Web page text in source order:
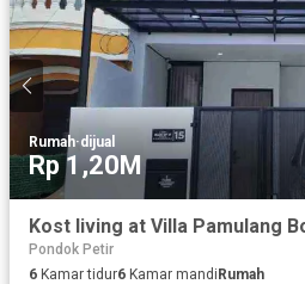
Rumah·dijual
Rp 1,20M
Kost living at Villa Pamulang
Pondok Petir
6 Kamar tidur6 Kamar mandiRumah